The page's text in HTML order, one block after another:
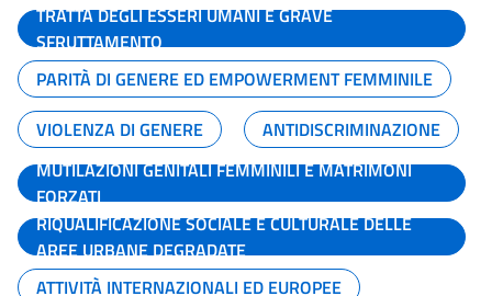
TRATTA DEGLI ESSERI UMANI E GRAVE
SFRUTTAMENTO
PARITÀ DI GENERE ED EMPOWERMENT FEMMINILE
VIOLENZA DI GENERE
ANTIDISCRIMINAZIONE
MUTILAZIONI GENITALI FEMMINILI E MATRIMONI
FORZATI
RIQUALIFICAZIONE SOCIALE E CULTURALE DELLE
AREE URBANE DEGRADATE
ATTIVITÀ INTERNAZIONALI ED EUROPEE